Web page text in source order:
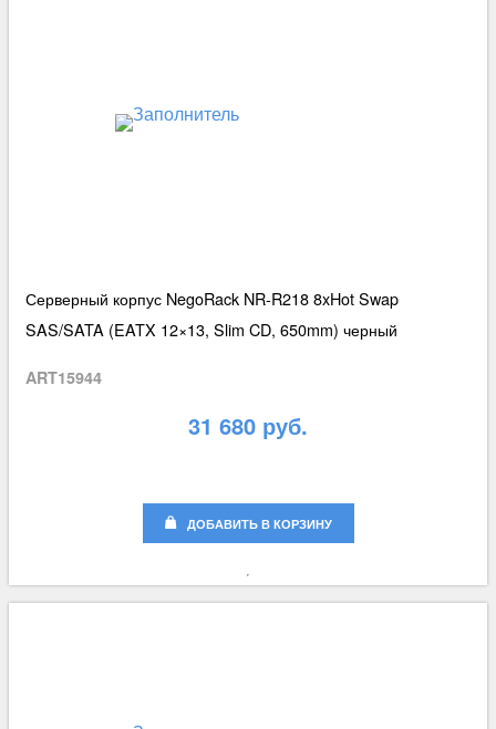
Серверный корпус NegoRack NR-R218 8xHot Swap
SAS/SATA (EATX 12×13, Slim CD, 650mm) черный
ART15944
31 680 руб.
ДОБАВИТЬ В КОРЗИНУ